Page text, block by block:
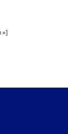
»]